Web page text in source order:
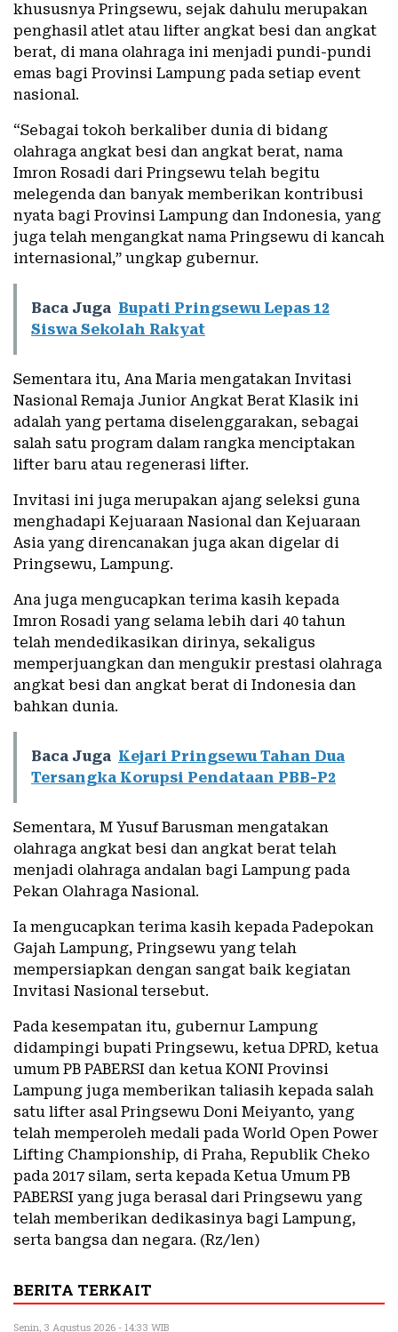
khususnya Pringsewu, sejak dahulu merupakan
penghasil atlet atau lifter angkat besi dan angkat
berat, di mana olahraga ini menjadi pundi-pundi
emas bagi Provinsi Lampung pada setiap event
nasional.
“Sebagai tokoh berkaliber dunia di bidang
olahraga angkat besi dan angkat berat, nama
Imron Rosadi dari Pringsewu telah begitu
melegenda dan banyak memberikan kontribusi
nyata bagi Provinsi Lampung dan Indonesia, yang
juga telah mengangkat nama Pringsewu di kancah
internasional,” ungkap gubernur.
Baca Juga Bupati Pringsewu Lepas 12
Siswa Sekolah Rakyat
Sementara itu, Ana Maria mengatakan Invitasi
Nasional Remaja Junior Angkat Berat Klasik ini
adalah yang pertama diselenggarakan, sebagai
salah satu program dalam rangka menciptakan
lifter baru atau regenerasi lifter.
Invitasi ini juga merupakan ajang seleksi guna
menghadapi Kejuaraan Nasional dan Kejuaraan
Asia yang direncanakan juga akan digelar di
Pringsewu, Lampung.
Ana juga mengucapkan terima kasih kepada
Imron Rosadi yang selama lebih dari 40 tahun
telah mendedikasikan dirinya, sekaligus
memperjuangkan dan mengukir prestasi olahraga
angkat besi dan angkat berat di Indonesia dan
bahkan dunia.
Baca Juga Kejari Pringsewu Tahan Dua
Tersangka Korupsi Pendataan PBB-P2
Sementara, M Yusuf Barusman mengatakan
olahraga angkat besi dan angkat berat telah
menjadi olahraga andalan bagi Lampung pada
Pekan Olahraga Nasional.
Ia mengucapkan terima kasih kepada Padepokan
Gajah Lampung, Pringsewu yang telah
mempersiapkan dengan sangat baik kegiatan
Invitasi Nasional tersebut.
Pada kesempatan itu, gubernur Lampung
didampingi bupati Pringsewu, ketua DPRD, ketua
umum PB PABERSI dan ketua KONI Provinsi
Lampung juga memberikan taliasih kepada salah
satu lifter asal Pringsewu Doni Meiyanto, yang
telah memperoleh medali pada World Open Power
Lifting Championship, di Praha, Republik Cheko
pada 2017 silam, serta kepada Ketua Umum PB
PABERSI yang juga berasal dari Pringsewu yang
telah memberikan dedikasinya bagi Lampung,
serta bangsa dan negara. (Rz/len)
BERITA TERKAIT
Senin, 3 Agustus 2026 - 14:33 WIB